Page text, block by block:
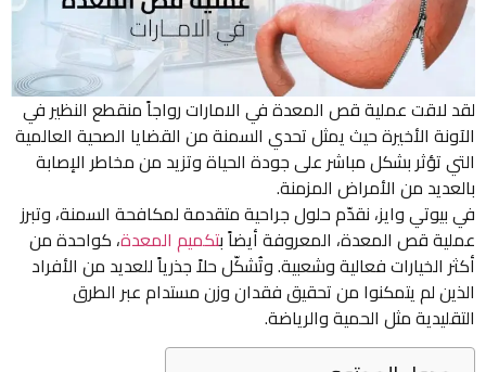
لقد لاقت عملية قص المعدة في الامارات رواجاً منقطع النظير في
الآونة الأخيرة حيث يمثل تحدي السمنة من القضايا الصحية العالمية
التي تؤثر بشكل مباشر على جودة الحياة وتزيد من مخاطر الإصابة
بالعديد من الأمراض المزمنة.
في بيوتي وايز، نقدّم حلول جراحية متقدمة لمكافحة السمنة، وتبرز
عملية قص المعدة، المعروفة أيضاً بتكميم المعدة، كواحدة من
أكثر الخيارات فعالية وشعبية. وتُشكّل حلاً جذرياً للعديد من الأفراد
الذين لم يتمكنوا من تحقيق فقدان وزن مستدام عبر الطرق
التقليدية مثل الحمية والرياضة.